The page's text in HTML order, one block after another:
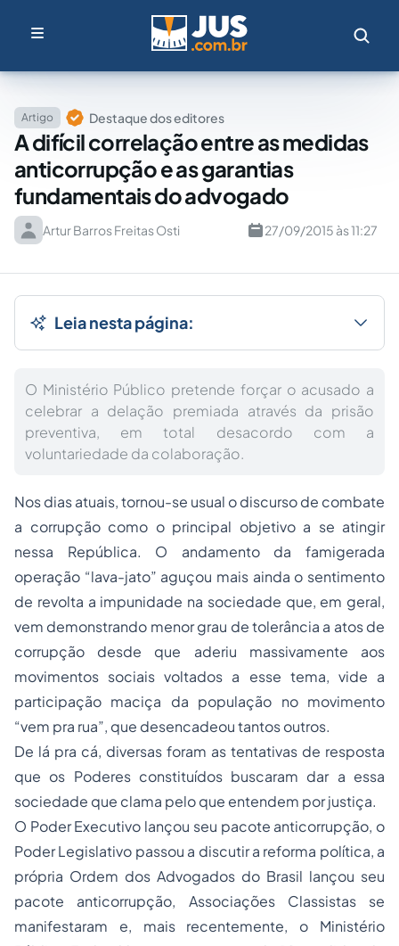
Artigo Destaque dos editores
A difícil correlação entre as medidas
anticorrupção e as garantias
fundamentais do advogado
Artur Barros Freitas Osti 27/09/2015 às 11:27
Leia nesta página:
O Ministério Público pretende forçar o acusado a
celebrar a delação premiada através da prisão
preventiva, em total desacordo com a
voluntariedade da colaboração.
Nos dias atuais, tornou-se usual o discurso de combate
a corrupção como o principal objetivo a se atingir
nessa República. O andamento da famigerada
operação “lava-jato” aguçou mais ainda o sentimento
de revolta a impunidade na sociedade que, em geral,
vem demonstrando menor grau de tolerância a atos de
corrupção desde que aderiu massivamente aos
movimentos sociais voltados a esse tema, vide a
participação maciça da população no movimento
“vem pra rua”, que desencadeou tantos outros.
De lá pra cá, diversas foram as tentativas de resposta
que os Poderes constituídos buscaram dar a essa
sociedade que clama pelo que entendem por justiça.
O Poder Executivo lançou seu pacote anticorrupção, o
Poder Legislativo passou a discutir a reforma política, a
própria Ordem dos Advogados do Brasil lançou seu
pacote anticorrupção, Associações Classistas se
manifestaram e, mais recentemente, o Ministério